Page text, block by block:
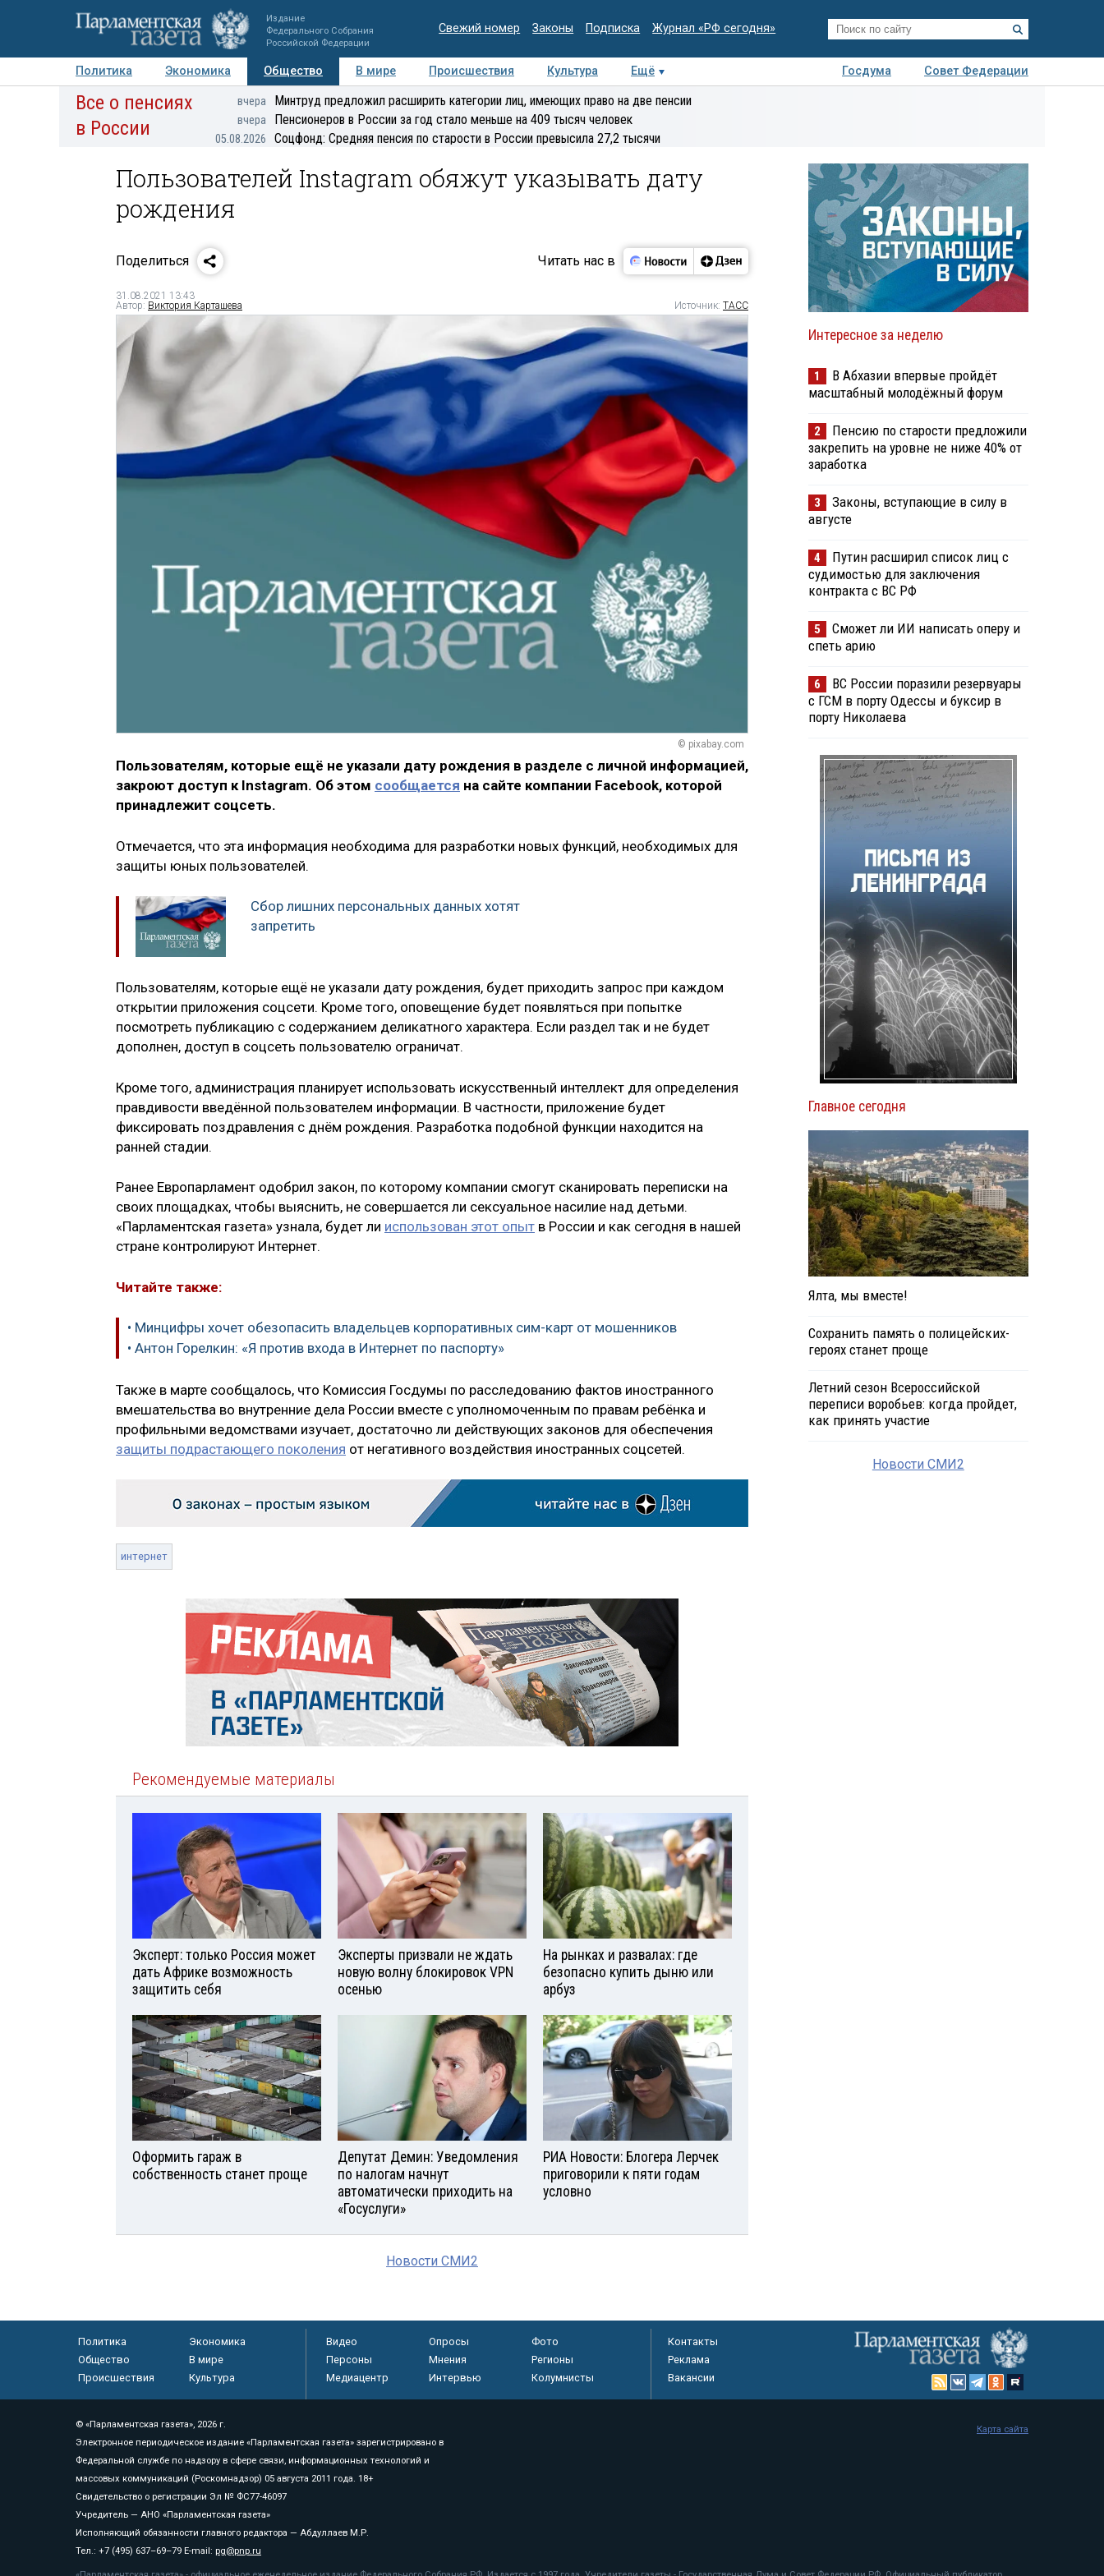
Издание
Федерального Собрания
Российской Федерации
Свежий номер Законы Подписка Журнал «РФ сегодня»
Политика Экономика Общество В мире Происшествия Культура Ещё Госдума
Совет Федерации
Авторы Персоны Мнения Регионы Медиацентр Интервью Колумнисты
Деловая
Все о пенсиях
в России
вчера Минтруд предложил расширить категории лиц, имеющих право на две пенсии
вчера Пенсионеров в России за год стало меньше на 409 тысяч человек
05.08.2026 Соцфонд: Средняя пенсия по старости в России превысила 27,2 тысячи
Пользователей Instagram обяжут указывать дату
рождения
Поделиться Читать нас в
31.08.2021 13:43
Автор: Виктория Карташева Источник: ТАСС
© pixabay.com
Пользователям, которые ещё не указали дату рождения в разделе с личной информацией,
закроют доступ к Instagram. Об этом сообщается на сайте компании Facebook, которой
принадлежит соцсеть.
Отмечается, что эта информация необходима для разработки новых функций, необходимых для
защиты юных пользователей.
Сбор лишних персональных данных хотят
запретить
Пользователям, которые ещё не указали дату рождения, будет приходить запрос при каждом
открытии приложения соцсети. Кроме того, оповещение будет появляться при попытке
посмотреть публикацию с содержанием деликатного характера. Если раздел так и не будет
дополнен, доступ в соцсеть пользователю ограничат.
Кроме того, администрация планирует использовать искусственный интеллект для определения
правдивости введённой пользователем информации. В частности, приложение будет
фиксировать поздравления с днём рождения. Разработка подобной функции находится на
ранней стадии.
Ранее Европарламент одобрил закон, по которому компании смогут сканировать переписки на
своих площадках, чтобы выяснить, не совершается ли сексуальное насилие над детьми.
«Парламентская газета» узнала, будет ли использован этот опыт в России и как сегодня в нашей
стране контролируют Интернет.
Читайте также:
• Минцифры хочет обезопасить владельцев корпоративных сим-карт от мошенников
• Антон Горелкин: «Я против входа в Интернет по паспорту»
Также в марте сообщалось, что Комиссия Госдумы по расследованию фактов иностранного
вмешательства во внутренние дела России вместе с уполномоченным по правам ребёнка и
профильными ведомствами изучает, достаточно ли действующих законов для обеспечения
защиты подрастающего поколения от негативного воздействия иностранных соцсетей.
интернет
Рекомендуемые материалы
Эксперт: только Россия может
дать Африке возможность
защитить себя
Эксперты призвали не ждать
новую волну блокировок VPN
осенью
На рынках и развалах: где
безопасно купить дыню или
арбуз
Оформить гараж в
собственность станет проще
Депутат Демин: Уведомления
по налогам начнут
автоматически приходить на
«Госуслуги»
РИА Новости: Блогера Лерчек
приговорили к пяти годам
условно
Новости СМИ2
Интересное за неделю
1
В Абхазии впервые пройдёт
масштабный молодёжный форум
2
Пенсию по старости предложили
закрепить на уровне не ниже 40% от
заработка
3
Законы, вступающие в силу в
августе
4
Путин расширил список лиц с
судимостью для заключения
контракта с ВС РФ
5
Сможет ли ИИ написать оперу и
спеть арию
6
ВС России поразили резервуары
с ГСМ в порту Одессы и буксир в
порту Николаева
Главное сегодня
Ялта, мы вместе!
Сохранить память о полицейских-
героях станет проще
Летний сезон Всероссийской
переписи воробьев: когда пройдет,
как принять участие
Новости СМИ2
Политика
Экономика
Общество
В мире
Происшествия
Культура
Видео Опросы
Фото
Персоны
Мнения
Регионы
Медиацентр
Интервью Колумнисты
Контакты
Реклама
Вакансии
© «Парламентская газета», 2026 г.
Электронное периодическое издание «Парламентская газета» зарегистрировано в
Федеральной службе по надзору в сфере связи, информационных технологий и
массовых коммуникаций (Роскомнадзор) 05 августа 2011 года. 18+
Свидетельство о регистрации Эл № ФС77-46097
Учредитель — АНО «Парламентская газета»
Исполняющий обязанности главного редактора — Абдуллаев М.Р.
Тел.: +7 (495) 637–69–79 E-mail: pg@pnp.ru
Карта сайта